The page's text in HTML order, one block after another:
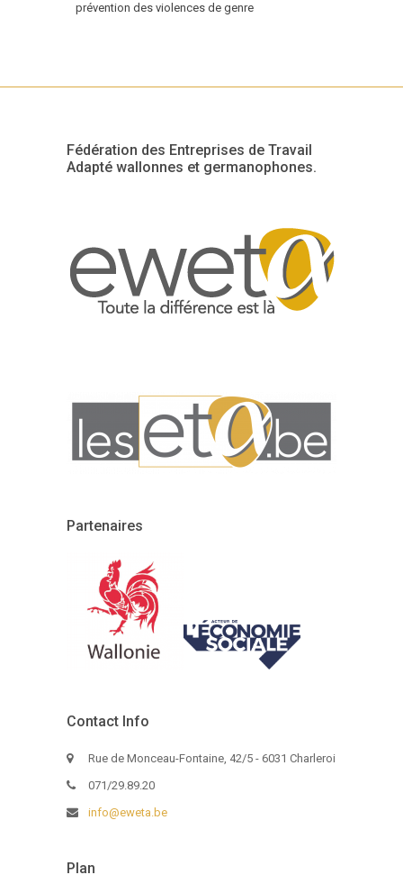
prévention des violences de genre
Fédération des Entreprises de Travail
Adapté wallonnes et germanophones.
Partenaires
Contact Info
Rue de Monceau-Fontaine, 42/5 - 6031 Charleroi
071/29.89.20
info@eweta.be
Plan